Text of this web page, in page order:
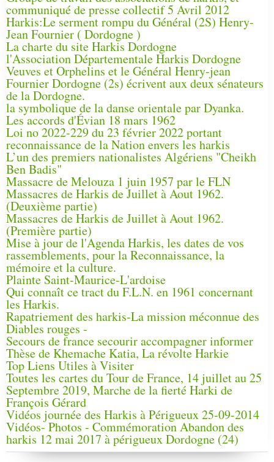
communiqué de presse collectif 5 Avril 2012
Harkis:Le serment rompu du Général (2S) Henry-
Jean Fournier ( Dordogne )
La charte du site Harkis Dordogne
l'Association Départementale Harkis Dordogne
Veuves et Orphelins et le Général Henry-jean
Fournier Dordogne (2s) écrivent aux deux sénateurs
de la Dordogne.
la symbolique de la danse orientale par Dyanka.
Les accords d'Évian 18 mars 1962
Loi no 2022-229 du 23 février 2022 portant
reconnaissance de la Nation envers les harkis
L’un des premiers nationalistes Algériens "Cheikh
Ben Badis"
Massacre de Melouza 1 juin 1957 par le FLN
Massacres de Harkis de Juillet à Aout 1962.
(Deuxième partie)
Massacres de Harkis de Juillet à Aout 1962.
(Première partie)
Mise à jour de l'Agenda Harkis, les dates de vos
rassemblements, pour la Reconnaissance, la
mémoire et la culture.
Plainte Saint-Maurice-L'ardoise
Qui connaît ce tract du F.L.N. en 1961 concernant
les Harkis.
Rapatriement des harkis-La mission méconnue des
Diables rouges -
Secours de france secourir accompagner informer
Thèse de Khemache Katia, La révolte Harkie
Top Liens Utiles à Visiter
Toutes les cartes du Tour de France, 14 juillet au 25
Septembre 2019, Marche de la fierté Harki de
François Gérard
Vidéos journée des Harkis à Périgueux 25-09-2014
Vidéos- Photos - Commémoration Abandon des
harkis 12 mai 2017 à périgueux Dordogne (24)